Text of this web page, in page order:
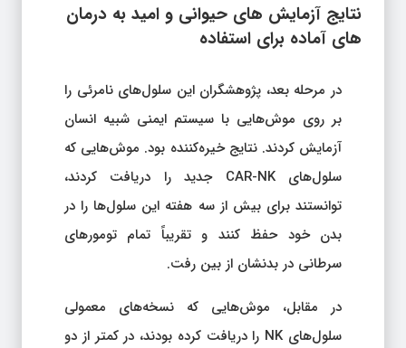
نتایج آزمایش‌ های حیوانی و امید به درمان‌
های آماده برای استفاده
در مرحله بعد، پژوهشگران این سلول‌های نامرئی را
بر روی موش‌هایی با سیستم ایمنی شبیه انسان
آزمایش کردند. نتایج خیره‌کننده بود. موش‌هایی که
سلول‌های CAR-NK جدید را دریافت کردند،
توانستند برای بیش از سه هفته این سلول‌ها را در
بدن خود حفظ کنند و تقریباً تمام تومورهای
سرطانی در بدنشان از بین رفت.
در مقابل، موش‌هایی که نسخه‌های معمولی
سلول‌های NK را دریافت کرده بودند، در کمتر از دو